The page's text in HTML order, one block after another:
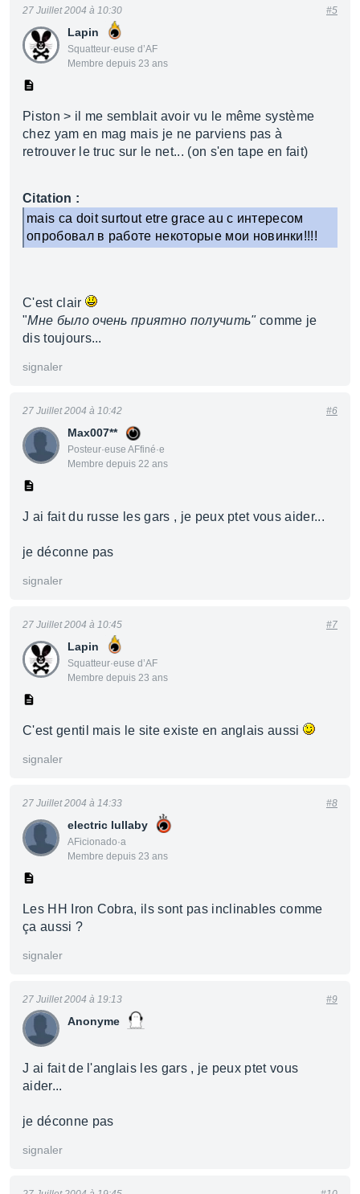
Lapin
Squatteur·euse d’AF
Membre depuis 23 ans
27 Juillet 2004 à 10:30 #5
Piston > il me semblait avoir vu le même système
chez yam en mag mais je ne parviens pas à
retrouver le truc sur le net... (on s'en tape en fait)
Citation :
mais ca doit surtout etre grace au с интересом
опробовал в работе некоторые мои новинки!!!!
C'est clair
"Мне было очень приятно получить" comme je
dis toujours...
signaler
Max007**
Posteur·euse AFfiné·e
Membre depuis 22 ans
27 Juillet 2004 à 10:42 #6
J ai fait du russe les gars , je peux ptet vous aider...
je déconne pas
signaler
Lapin
Squatteur·euse d’AF
Membre depuis 23 ans
27 Juillet 2004 à 10:45 #7
C'est gentil mais le site existe en anglais aussi
signaler
electric lullaby
AFicionado·a
Membre depuis 23 ans
27 Juillet 2004 à 14:33 #8
Les HH Iron Cobra, ils sont pas inclinables comme
ça aussi ?
signaler
Anonyme
27 Juillet 2004 à 19:13 #9
J ai fait de l'anglais les gars , je peux ptet vous
aider...
je déconne pas
signaler